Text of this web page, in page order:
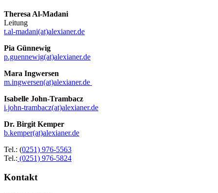
Theresa Al-Madani
Leitung
t.al-madani(at)alexianer.de
Pia Günnewig
p.guennewig(at)alexianer.de
Mara Ingwersen
m.ingwersen(at)alexianer.de
Isabelle John-Trambacz
i.john-trambacz(at)alexianer.de
Dr. Birgit Kemper
b.kemper(at)alexianer.de
Tel.: (0251) 976-​5563
Tel.: (0251) 976-​5824
Kontakt